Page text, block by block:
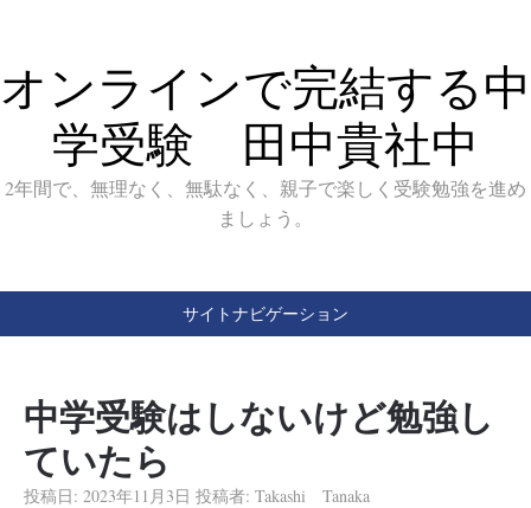
オンラインで完結する中
学受験 田中貴社中
2年間で、無理なく、無駄なく、親子で楽しく受験勉強を進め
ましょう。
サイトナビゲーション
中学受験はしないけど勉強し
ていたら
投稿日: 2023年11月3日 投稿者: Takashi Tanaka